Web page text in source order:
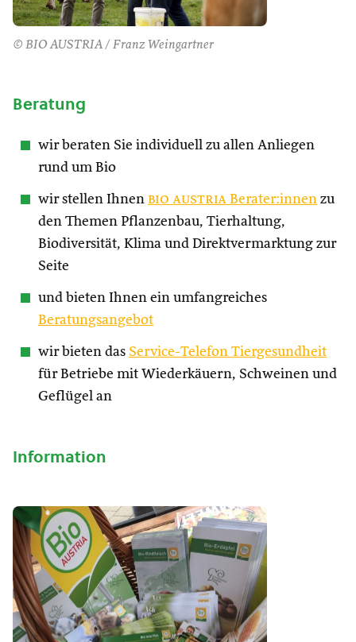
© BIO AUSTRIA / Franz Weingartner
Beratung
wir beraten Sie individuell zu allen Anliegen
rund um Bio
wir stellen Ihnen bio austria Berater:innen zu
den Themen Pflanzenbau, Tierhaltung,
Biodiversität, Klima und Direktvermarktung zur
Seite
und bieten Ihnen ein umfangreiches
Beratungsangebot
wir bieten das Service-Telefon Tiergesundheit
für Betriebe mit Wiederkäuern, Schweinen und
Geflügel an
Information